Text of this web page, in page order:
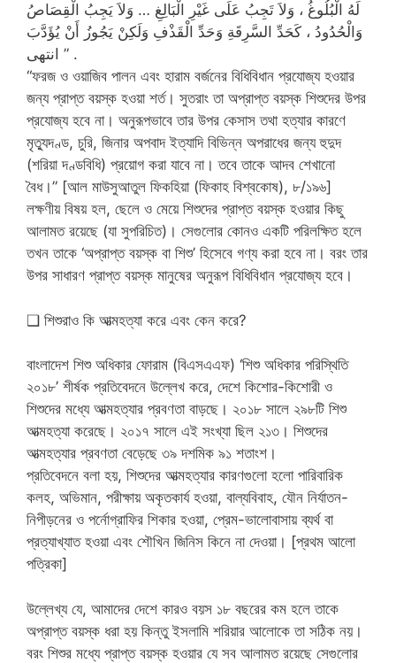
لَهُ الْبُلُوغُ ، وَلاَ تَجِبُ عَلَى غَيْرِ الْبَالِغِ … وَلاَ يَجِبُ الْقِصَاصُ
وَالْحُدُودُ ، كَحَدِّ السَّرِقَةِ وَحَدِّ الْقَذْفِ وَلَكِنْ يَجُوزُ أَنْ يُؤَدَّبَ
” انتهى .
“ফরজ ও ওয়াজিব পালন এবং হারাম বর্জনের বিধিবিধান প্রযোজ্য হওয়ার
জন্য প্রাপ্ত বয়স্ক হওয়া শর্ত। সুতরাং তা অপ্রাপ্ত বয়স্ক শিশুদের উপর
প্রযোজ্য হবে না। অনুরূপভাবে তার উপর কেসাস তথা হত্যার কারণে
মৃত্যুদণ্ড, চুরি, জিনার অপবাদ ইত্যাদি বিভিন্ন অপরাধের জন্য হুদুদ
(শরিয়া দণ্ডবিধি) প্রয়োগ করা যাবে না। তবে তাকে আদব শেখানো
বৈধ।” [আল মাউসুআতুল ফিকহিয়া (ফিকাহ বিশ্বকোষ), ৮/১৯৬]
লক্ষণীয় বিষয় হল, ছেলে ও মেয়ে শিশুদের প্রাপ্ত বয়স্ক হওয়ার কিছু
আলামত রয়েছে (যা সুপরিচিত)। সেগুলোর কোনও একটি পরিলক্ষিত হলে
তখন তাকে ‘অপ্রাপ্ত বয়স্ক বা শিশু’ হিসেবে গণ্য করা হবে না। বরং তার
উপর সাধারণ প্রাপ্ত বয়স্ক মানুষের অনুরূপ বিধিবিধান প্রযোজ্য হবে।
❑ শিশুরাও কি আত্মহত্যা করে এবং কেন করে?
বাংলাদেশ শিশু অধিকার ফোরাম (বিএসএএফ) ‘শিশু অধিকার পরিস্থিতি
২০১৮’ শীর্ষক প্রতিবেদনে উল্লেখ করে, দেশে কিশোর-কিশোরী ও
শিশুদের মধ্যে আত্মহত্যার প্রবণতা বাড়ছে। ২০১৮ সালে ২৯৮টি শিশু
আত্মহত্যা করেছে। ২০১৭ সালে এই সংখ্যা ছিল ২১৩। শিশুদের
আত্মহত্যার প্রবণতা বেড়েছে ৩৯ দশমিক ৯১ শতাংশ।
প্রতিবেদনে বলা হয়, শিশুদের আত্মহত্যার কারণগুলো হলো পারিবারিক
কলহ, অভিমান, পরীক্ষায় অকৃতকার্য হওয়া, বাল্যবিবাহ, যৌন নির্যাতন-
নিপীড়নের ও পর্নোগ্রাফির শিকার হওয়া, প্রেম-ভালোবাসায় ব্যর্থ বা
প্রত্যাখ্যাত হওয়া এবং শৌখিন জিনিস কিনে না দেওয়া। [প্রথম আলো
পত্রিকা]
উল্লেখ্য যে, আমাদের দেশে কারও বয়স ১৮ বছরের কম হলে তাকে
অপ্রাপ্ত বয়স্ক ধরা হয় কিন্তু ইসলামি শরিয়ার আলোকে তা সঠিক নয়।
বরং শিশুর মধ্যে প্রাপ্ত বয়স্ক হওয়ার যে সব আলামত রয়েছে সেগুলোর